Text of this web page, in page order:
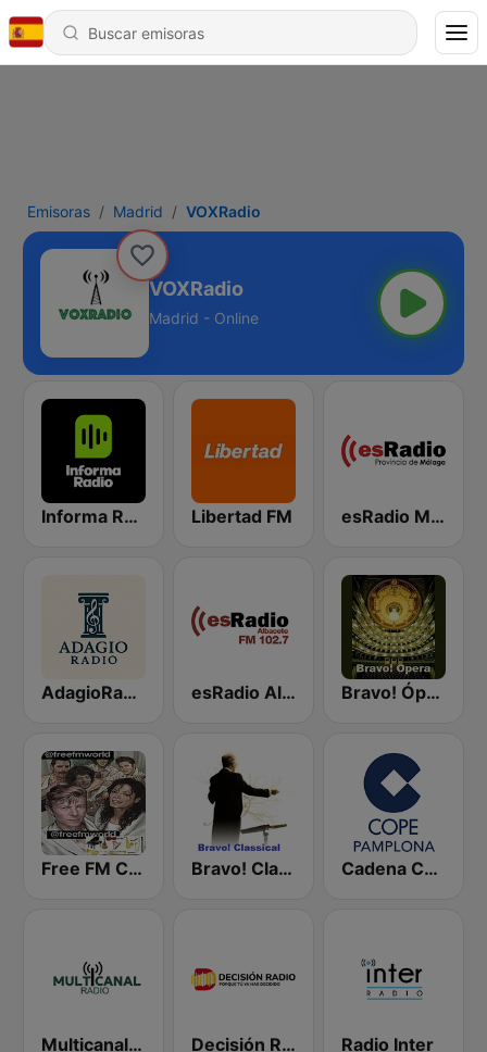
Emisoras Madrid VOXRadio
VOXRadio
Madrid - Online
Informa Radio Libertad FM esRadio Malaga
AdagioRadio esRadio Albacete Bravo! Ópera radio
Free FM Classical Bravo! Classical Music Cadena COPE Pamplona
Multicanal Radio Decisión Radio Radio Inter